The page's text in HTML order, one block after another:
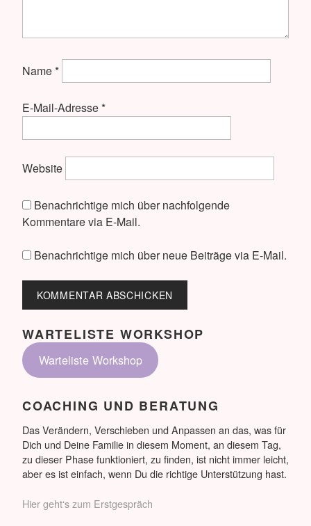
Name*
E-Mail-Adresse*
Website
Benachrichtige mich über nachfolgende
Kommentare via E-Mail.
Benachrichtige mich über neue Beiträge via E-Mail.
WARTELISTE WORKSHOP
Warteliste Workshop
COACHING UND BERATUNG
Das Verändern, Verschieben und Anpassen an das, was für
Dich und Deine Familie in diesem Moment, an diesem Tag,
zu dieser Phase funktioniert, zu finden, ist nicht immer leicht,
aber es ist einfach, wenn Du die richtige Unterstützung hast.
Hier geht‘s zum Erstgespräch